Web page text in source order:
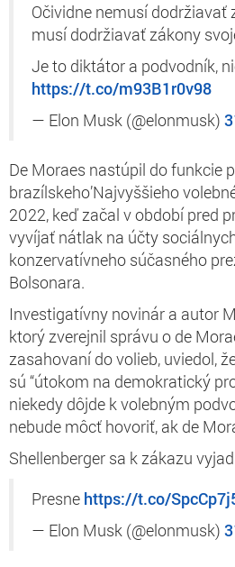
Očividne nemusí dodržiavať
musí dodržiavať zákony
Je to diktátor a podvodník,
https://t.co/m93B1r0v98
— Elon Musk (@elonmusk)
De Moraes nastúpil do funkcie
brazílskeho’Najvyššieho
2022, keď začal v období pred
vyvíjať nátlak na účty
konzervatívneho súčasného
Bolsonara.
Investigatívny novinár a autor
ktorý zverejnil správu o de
zasahovaní do volieb, uviedol,
sú “útokom na demokratický
niekedy dôjde k volebným
nebude môcť hovoriť, ak de
Shellenberger sa k zákazu
Presne https://t.co/
— Elon Musk (@elonmusk)